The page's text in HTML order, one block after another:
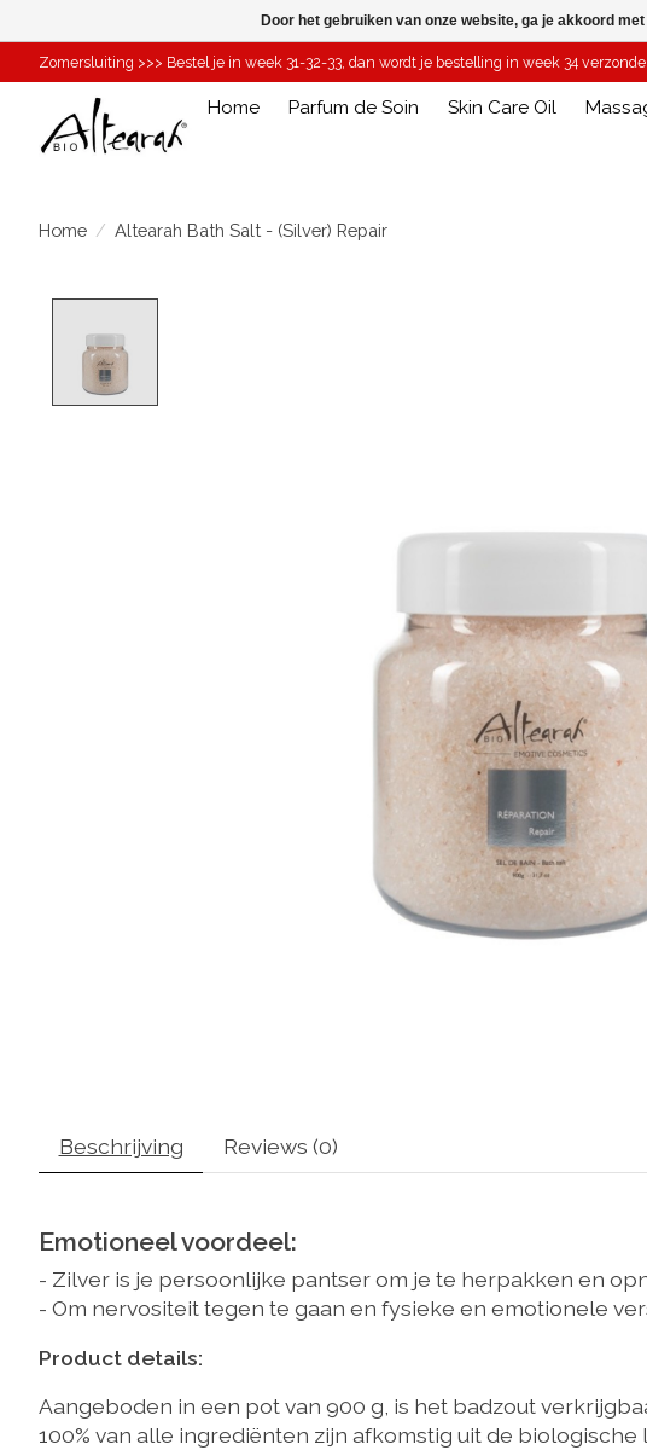
Zomersluiting >>> Bestel je in week 31-32-33, dan wordt je bestelling in week 34
Home Parfum de Soin Skin Care Oil
Home / Altearah Bath Salt - (Silver) Repair
Beschrijving Reviews (0)
Emotioneel voordeel:
- Zilver is je persoonlijke pantser om je te herpakken en
- Om nervositeit tegen te gaan en fysieke en emotionele
Product details:
Aangeboden in een pot van 900 g, is het badzout
100% van alle ingrediënten zijn afkomstig uit de
Door het gebruiken van onze website, ga je akkoord